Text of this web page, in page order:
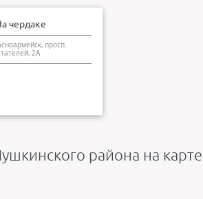
чердаке
просп.
2А
района на карте